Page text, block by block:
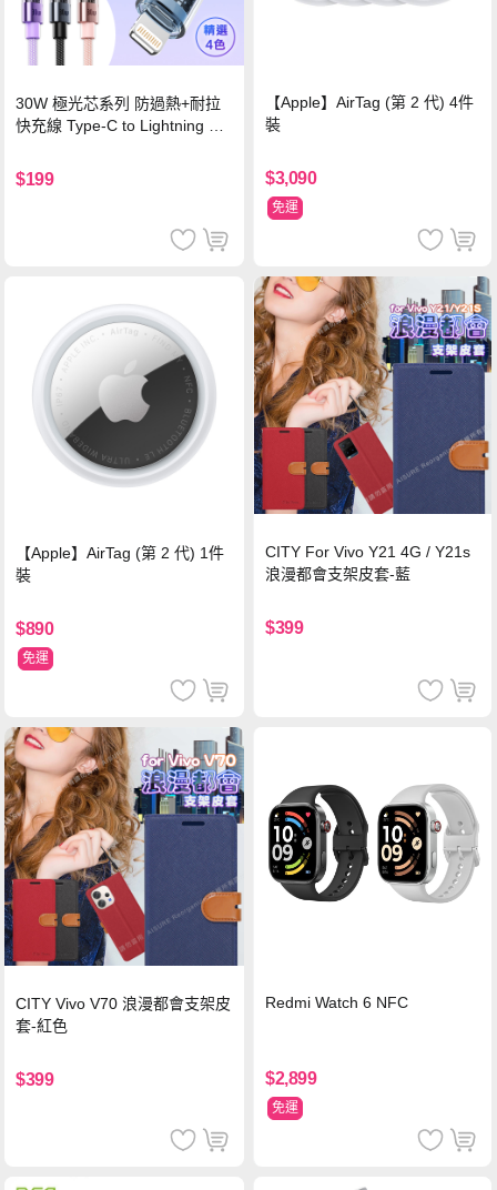
30W 極光芯系列 防過熱+耐拉
快充線 Type-C to Lightning 傳
$199
【Apple】AirTag (第 2 代) 4件
裝
$3,090
免運
【Apple】AirTag (第 2 代) 1件
裝
$890
免運
CITY For Vivo Y21 4G / Y21s
浪漫都會支架皮套-藍
$399
CITY Vivo V70 浪漫都會支架皮
套-紅色
$399
Redmi Watch 6 NFC
$2,899
免運